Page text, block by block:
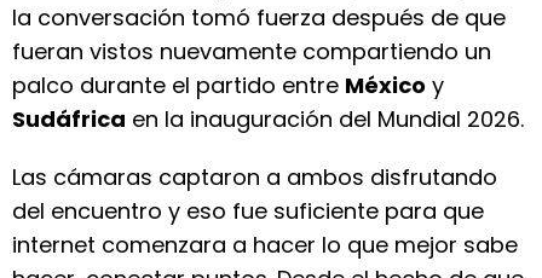
la conversación tomó fuerza después de que
fueran vistos nuevamente compartiendo un
palco durante el partido entre México y
Sudáfrica en la inauguración del Mundial 2026.
Las cámaras captaron a ambos disfrutando
del encuentro y eso fue suficiente para que
internet comenzara a hacer lo que mejor sabe